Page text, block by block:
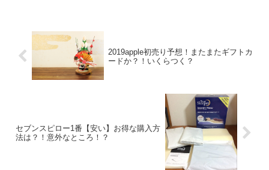
2019apple初売り予想！またまたギフトカ
ードか？！いくらつく？
セブンスピロー1番【安い】お得な購入方
法は？！意外なところ！？